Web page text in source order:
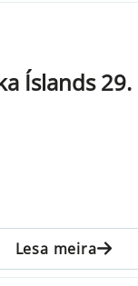
Íslands
Lesa meira